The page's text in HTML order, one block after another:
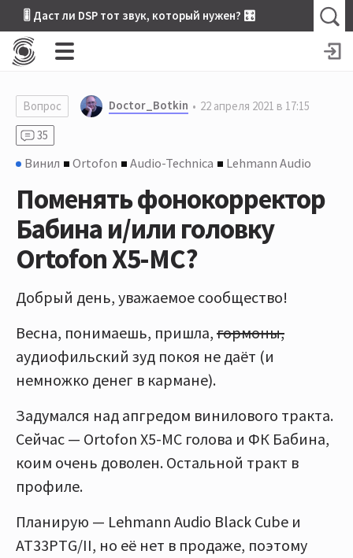
🎚 Даст ли DSP тот звук, который нужен? 🎛
Вопрос Doctor_Botkin
22 апреля 2021 в 17:15
35
Винил Ortofon Audio-Technica Lehmann Audio
Поменять фонокорректор
Бабина и/или головку
Ortofon X5-MC?
Добрый день, уважаемое сообщество!
Весна, понимаешь, пришла, гормоны,
аудиофильский зуд покоя не даёт (и
немножко денег в кармане).
Задумался над апгредом винилового тракта.
Сейчас — Ortofon X5-MC голова и ФК Бабина,
коим очень доволен. Остальной тракт в
профиле.
Планирую — Lehmann Audio Black Cube и
AT33PTG/II, но её нет в продаже, поэтому